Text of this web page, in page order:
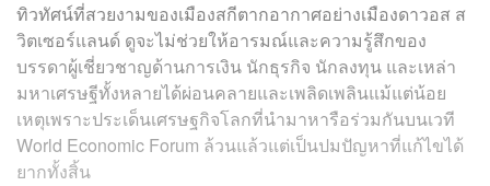
ทิวทัศน์ที่สวยงามของเมืองสกีตากอากาศอย่างเมืองดาวอส ส
วิตเซอร์แลนด์ ดูจะไม่ช่วยให้อารมณ์และความรู้สึกของ
บรรดาผู้เชี่ยวชาญด้านการเงิน นักธุรกิจ นักลงทุน และเหล่า
มหาเศรษฐีทั้งหลายได้ผ่อนคลายและเพลิดเพลินแม้แต่น้อย
เหตุเพราะประเด็นเศรษฐกิจโลกที่นำมาหารือร่วมกันบนเวที
World Economic Forum ล้วนแล้วแต่เป็นปมปัญหาที่แก้ไขได้
ยากทั้งสิ้น